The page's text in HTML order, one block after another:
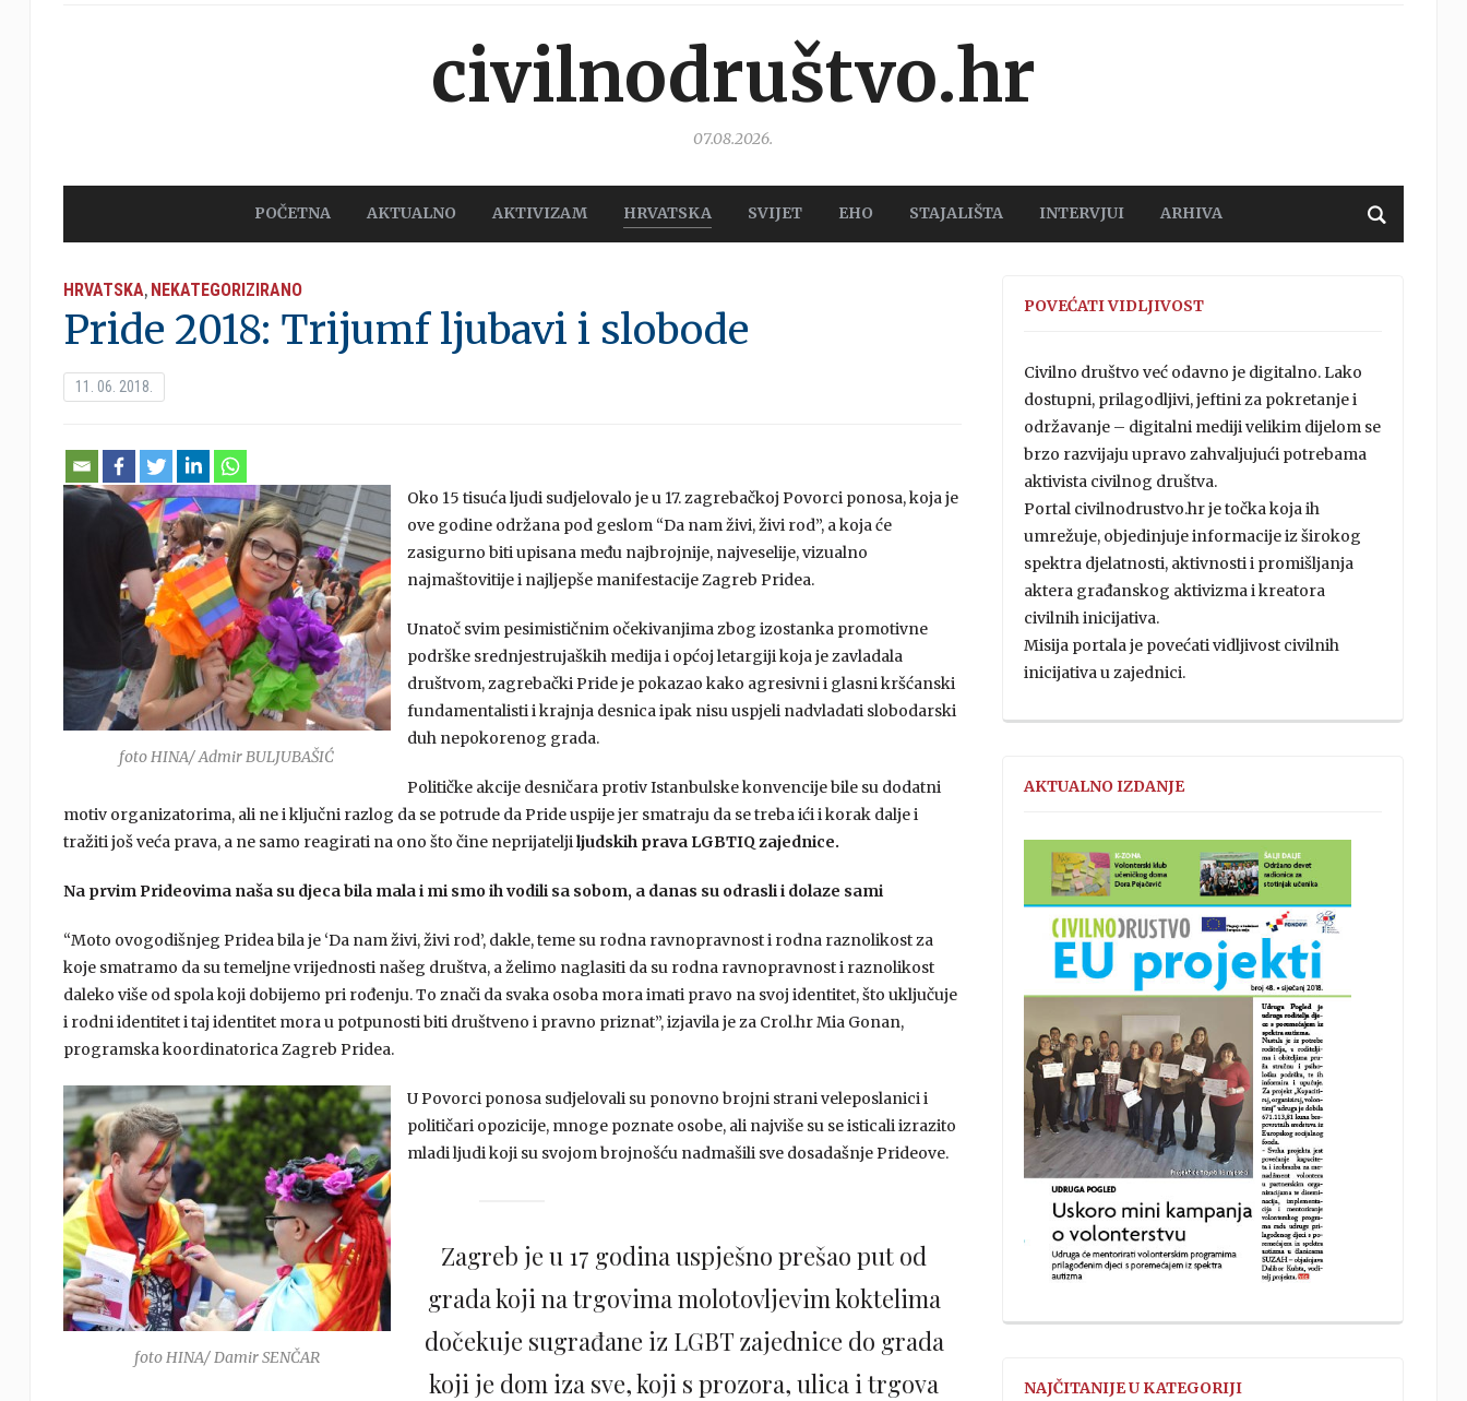
civilnodruštvo.hr
07.08.2026.
POČETNA AKTUALNO AKTIVIZAM HRVATSKA SVIJET EHO STAJALIŠTA INTERVJUI ARHIVA
HRVATSKA, NEKATEGORIZIRANO
Pride 2018: Trijumf ljubavi i slobode
11. 06. 2018.
foto HINA/ Admir BULJUBAŠIĆ
Oko 15 tisuća ljudi sudjelovalo je u 17. zagrebačkoj Povorci ponosa, koja je
ove godine održana pod geslom “Da nam živi, živi rod”, a koja će
zasigurno biti upisana među najbrojnije, najveselije, vizualno
najmaštovitije i najljepše manifestacije Zagreb Pridea.
Unatoč svim pesimističnim očekivanjima zbog izostanka promotivne
podrške srednjestrujaških medija i općoj letargiji koja je zavladala
društvom, zagrebački Pride je pokazao kako agresivni i glasni kršćanski
fundamentalisti i krajnja desnica ipak nisu uspjeli nadvladati slobodarski
duh nepokorenog grada.
Političke akcije desničara protiv Istanbulske konvencije bile su dodatni
motiv organizatorima, ali ne i ključni razlog da se potrude da Pride uspije jer smatraju da se treba ići i korak dalje i
tražiti još veća prava, a ne samo reagirati na ono što čine neprijateljiljudskih prava LGBTIQ zajednice.
Na prvim Prideovima naša su djeca bila mala i mi smo ih vodili sa sobom, a danas su odrasli i dolaze sami
“Moto ovogodišnjeg Pridea bila je ‘Da nam živi, živi rod’, dakle, teme su rodna ravnopravnost i rodna raznolikost za
koje smatramo da su temeljne vrijednosti našeg društva, a želimo naglasiti da su rodna ravnopravnost i raznolikost
daleko više od spola koji dobijemo pri rođenju. To znači da svaka osoba mora imati pravo na svoj identitet, što uključuje
i rodni identitet i taj identitet mora u potpunosti biti društveno i pravno priznat”, izjavila je za Crol.hr Mia Gonan,
programska koordinatorica Zagreb Pridea.
foto HINA/ Damir SENČAR
U Povorci ponosa sudjelovali su ponovno brojni strani veleposlanici i
političari opozicije, mnoge poznate osobe, ali najviše su se isticali izrazito
mladi ljudi koji su svojom brojnošću nadmašili sve dosadašnje Prideove.
Zagreb je u 17 godina uspješno prešao put od
grada koji na trgovima molotovljevim koktelima
dočekuje sugrađane iz LGBT zajednice do grada
koji je dom iza sve, koji s prozora, ulica i trgova
POVEĆATI VIDLJIVOST
Civilno društvo već odavno je digitalno. Lako
dostupni, prilagodljivi, jeftini za pokretanje i
održavanje – digitalni mediji velikim dijelom se
brzo razvijaju upravo zahvaljujući potrebama
aktivista civilnog društva.
Portal civilnodrustvo.hr je točka koja ih
umrežuje, objedinjuje informacije iz širokog
spektra djelatnosti, aktivnosti i promišljanja
aktera građanskog aktivizma i kreatora
civilnih inicijativa.
Misija portala je povećati vidljivost civilnih
inicijativa u zajednici.
AKTUALNO IZDANJE
NAJČITANIJE U KATEGORIJI